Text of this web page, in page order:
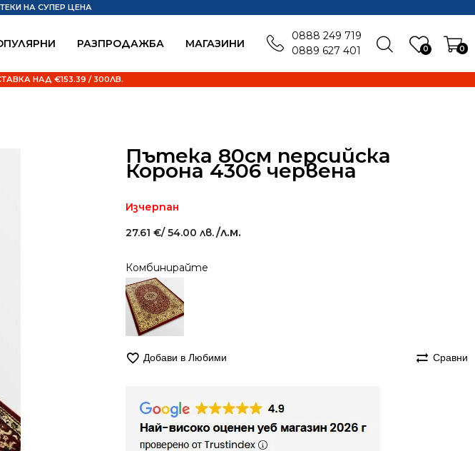
РАЗПРОДАЖБА MАГАЗИНИ 0 0
НА СУПЕР ЦЕНА
НАД €153.39 / 300ЛВ.
0888 249 719
0889 627 401
Пътека 80см персийска
Корона 4306 червена
Изчерпан
27.61€/ 54.00 лв./л.м.
Комбинирайте
Добави в Любими Сравни